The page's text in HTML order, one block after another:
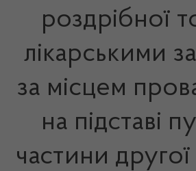
роздрібної
лікарськими
за місцем
на підставі
частини другої